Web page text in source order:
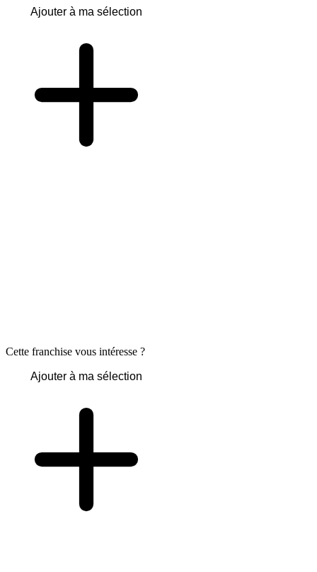
Ajouter à ma sélection
Cette franchise vous intéresse ?
Ajouter à ma sélection